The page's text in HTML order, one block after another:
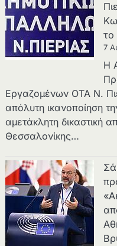
το
7
Η
Εργαζομένων ΟΤΑ Ν.
απόλυτη ικανοποίηση
αμετάκλητη δικαστική
Θεσσαλονίκης…